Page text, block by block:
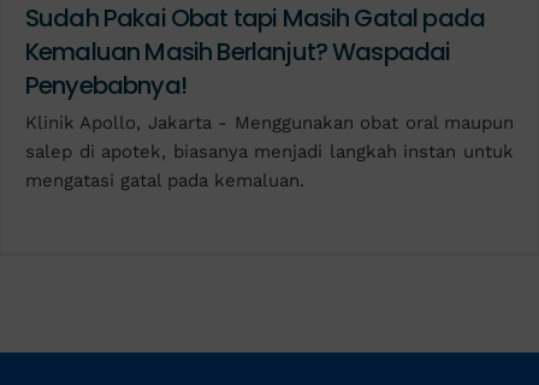
Sudah Pakai Obat tapi Masih Gatal pada
Kemaluan Masih Berlanjut? Waspadai
Penyebabnya!
Klinik Apollo, Jakarta - Menggunakan obat oral maupun
salep di apotek, biasanya menjadi langkah instan untuk
mengatasi gatal pada kemaluan.